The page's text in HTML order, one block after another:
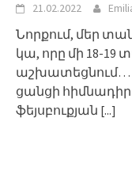
21.02.2022
Նորքում, մեր
կա, որը մի 18-
աշխատեցնում…
ցանցի հիմնադիր
ֆեյսբուքյան [...]